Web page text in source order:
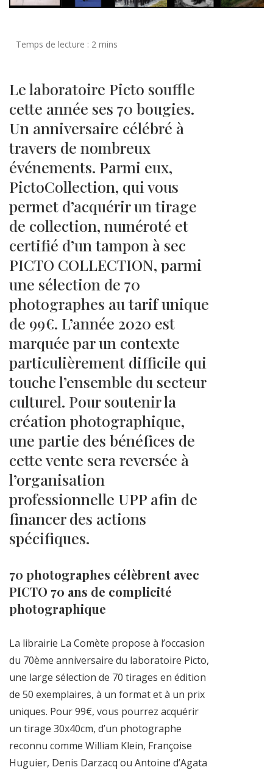
Le laboratoire Picto souffle
cette année ses 70 bougies.
Un anniversaire célébré à
travers de nombreux
événements. Parmi eux,
PictoCollection, qui vous
permet d’acquérir un tirage
de collection, numéroté et
certifié d’un tampon à sec
PICTO COLLECTION, parmi
une sélection de 70
photographes au tarif unique
de 99€. L’année 2020 est
marquée par un contexte
particulièrement difficile qui
touche l’ensemble du secteur
culturel. Pour soutenir la
création photographique,
une partie des bénéfices de
cette vente sera reversée à
l’organisation
professionnelle UPP afin de
financer des actions
spécifiques.
70 photographes célèbrent avec
PICTO 70 ans de complicité
photographique
La librairie La Comète propose à l’occasion
du 70ème anniversaire du laboratoire Picto,
une large sélection de 70 tirages en édition
de 50 exemplaires, à un format et à un prix
uniques. Pour 99€, vous pourrez acquérir
un tirage 30x40cm, d’un photographe
reconnu comme William Klein, Françoise
Huguier, Denis Darzacq ou Antoine d’Agata